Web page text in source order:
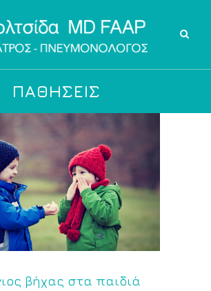
ΠΑΘΗΣΕΙΣ
βήχας στα παιδιά